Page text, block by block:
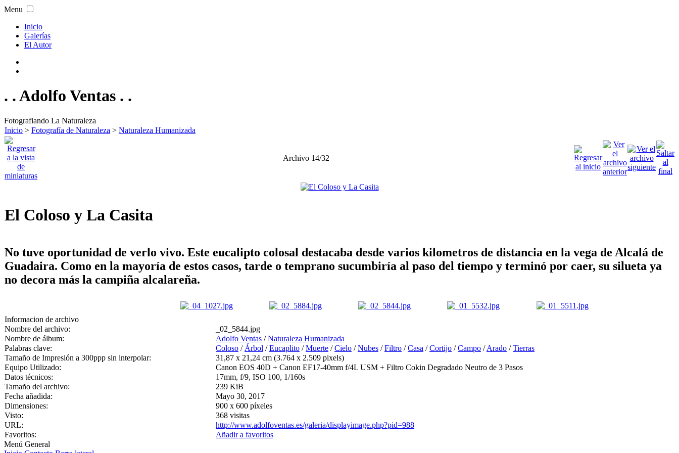
Menu
Inicio
Galerías
El Autor
. . Adolfo Ventas . .
Fotografiando La Naturaleza
Inicio > Fotografía de Naturaleza > Naturaleza Humanizada
Archivo 14/32
El Coloso y La Casita
No tuve oportunidad de verlo vivo. Este eucalipto colosal destacaba desde varios kilometros de distancia en la vega de Alcalá de
Guadaira. Como en la mayoría de estos casos, tarde o temprano sucumbiría al paso del tiempo y terminó por caer, su silueta ya
no decora más la campiña alcalareña.
Informacion de archivo
Nombre del archivo:
_02_5844.jpg
Nombre de álbum:
Adolfo Ventas /Naturaleza Humanizada
Palabras clave:
Coloso / Árbol /Eucaplito /Muerte /Cielo /Nubes /Filtro /Casa /Cortijo /Campo /Arado /Tierras
Tamaño de Impresión a 300ppp sin interpolar:
31,87 x 21,24 cm (3.764 x 2.509 pixels)
Equipo Utilizado:
Canon EOS 40D + Canon EF17-40mm f/4L USM + Filtro Cokin Degradado Neutro de 3 Pasos
Datos técnicos:
17mm, f/9, ISO 100, 1/160s
Tamaño del archivo:
239 KiB
Fecha añadida:
Mayo 30, 2017
Dimensiones:
900 x 600 píxeles
Visto:
368 visitas
URL:
http://www.adolfoventas.es/galeria/displayimage.php?pid=988
Favoritos:
Añadir a favoritos
Menú General